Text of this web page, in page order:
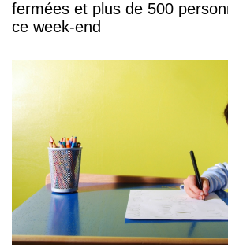
fermées et plus de 500
ce week-end